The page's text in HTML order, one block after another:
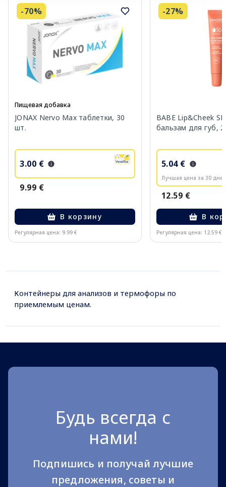
-70%
Пищевая добавка
JONAX Nervo Max таблетки, 30
шт.
3.00 €
9.99 €
В корзину
Регулярная цена: 9.99 €
-27%
BABE Lip&Cheek
бальзам для губ,
5.04 €
Лучшая цена за 30
12.59 €
В
Регулярная цена: 12.59 €
Контейнеры для анализов и термофоры по
приемлемым ценам.
Будь всегда с
нами!
Подпишись и получай лучшие
предложения, советы и